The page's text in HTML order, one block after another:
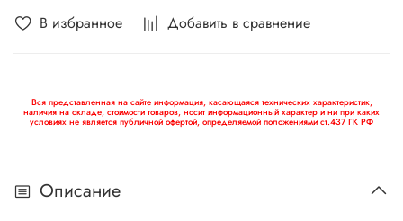
В избранное Добавить в сравнение
Вся представленная на сайте информация, касающаяся технических характеристик,
наличия на складе, стоимости товаров, носит информационный характер и ни при каких
условиях не является публичной офертой, определяемой положениями ст.437 ГК РФ
Описание